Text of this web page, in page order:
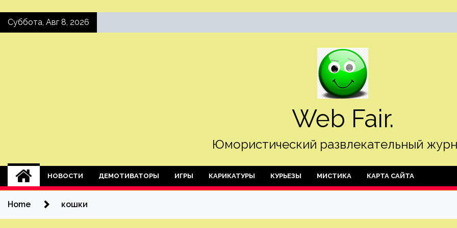
SkipСуббота, Авг 8, 2026
Web Fair.
Юмористический развлекательный
НОВОСТИ ДЕМОТИВАТОРЫ ИГРЫ КАРИКАТУРЫ КУРЬЕЗЫ МИСТИКА КАРТА САЙТА
Home кошки